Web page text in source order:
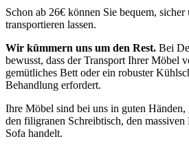
Schon ab 26€ können Sie bequem,
transportieren lassen.
Wir kümmern uns um den Rest. Bei
bewusst, dass der Transport Ihrer Möbel
gemütliches Bett oder ein robuster
Behandlung erfordert.
Ihre Möbel sind bei uns in guten Händen,
den filigranen Schreibtisch, den massiven
Sofa handelt.